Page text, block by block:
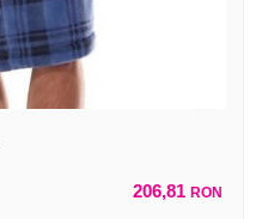
206,81 RON